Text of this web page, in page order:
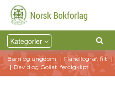
Kategorier
Barn og ungdom Flanellograf, filt
David og Goliat, ferdigklipt